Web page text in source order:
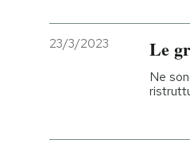
23/3/2023 Le
Ne